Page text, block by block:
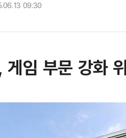
09:30
게임 부문 강화